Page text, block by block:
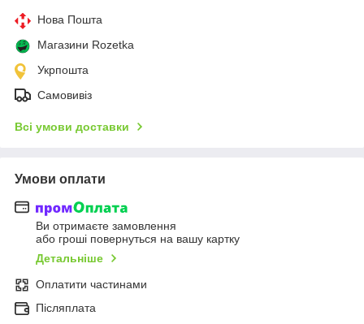
Нова Пошта
Магазини Rozetka
Укрпошта
Самовивіз
Всі умови доставки
Умови оплати
Ви отримаєте замовлення
або гроші повернуться на вашу картку
Детальніше
Оплатити частинами
Післяплата